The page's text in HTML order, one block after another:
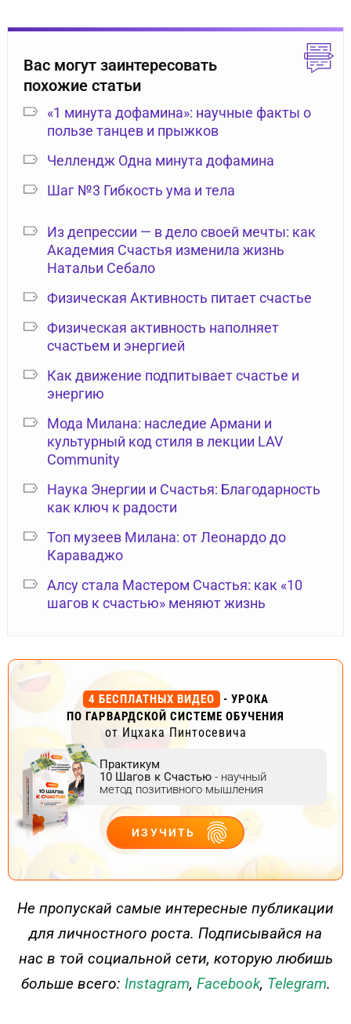
Вас могут заинтересовать
похожие статьи
«1 минута дофамина»: научные факты о
пользе танцев и прыжков
Челлендж Одна минута дофамина
Шаг №3 Гибкость ума и тела
Из депрессии — в дело своей мечты: как
Академия Счастья изменила жизнь
Натальи Себало
Физическая Активность питает счастье
Физическая активность наполняет
счастьем и энергией
Как движение подпитывает счастье и
энергию
Мода Милана: наследие Армани и
культурный код стиля в лекции LAV
Community
Наука Энергии и Счастья: Благодарность
как ключ к радости
Топ музеев Милана: от Леонардо до
Караваджо
Алсу стала Мастером Счастья: как «10
шагов к счастью» меняют жизнь
4 БЕСПЛАТНЫХ ВИДЕО
- УРОКА
ПО ГАРВАРДСКОЙ СИСТЕМЕ ОБУЧЕНИЯ
от Ицхака Пинтосевича
Практикум
10 Шагов к Счастью - научный
метод позитивного мышления
ИЗУЧИТЬ
ДЕЙСТВУЙ
Не пропускай самые интересные публикации
для личностного роста. Подписывайся на
нас в той социальной сети, которую любишь
больше всего: Instagram, Facebook, Telegram.